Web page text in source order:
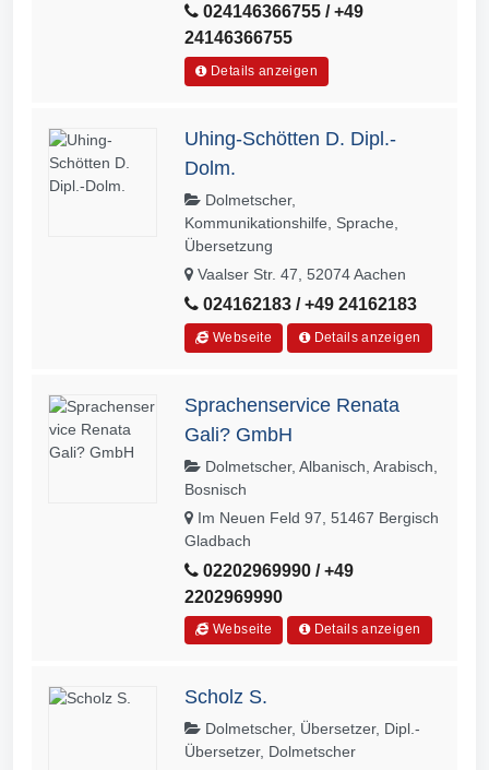
024146366755 / +49
24146366755
Details anzeigen
Uhing-Schötten D. Dipl.-
Dolm.
Dolmetscher,
Kommunikationshilfe, Sprache,
Übersetzung
Vaalser Str. 47, 52074 Aachen
024162183 / +49 24162183
Webseite Details anzeigen
Sprachenservice Renata
Gali? GmbH
Dolmetscher, Albanisch, Arabisch,
Bosnisch
Im Neuen Feld 97, 51467 Bergisch
Gladbach
02202969990 / +49
2202969990
Webseite Details anzeigen
Scholz S.
Dolmetscher, Übersetzer, Dipl.-
Übersetzer, Dolmetscher